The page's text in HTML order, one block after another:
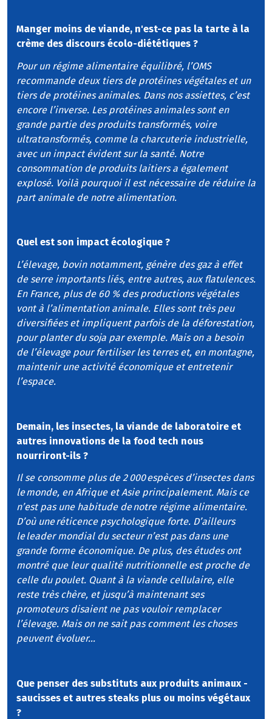
Manger moins de viande, n'est-ce pas la tarte à la
crème des discours écolo-diététiques ?
Pour un régime alimentaire équilibré, l’OMS
recommande deux tiers de protéines végétales et un
tiers de protéines animales. Dans nos assiettes, c’est
encore l’inverse. Les protéines animales sont en
grande partie des produits transformés, voire
ultratransformés, comme la charcuterie industrielle,
avec un impact évident sur la santé. Notre
consommation de produits laitiers a également
explosé. Voilà pourquoi il est nécessaire de réduire la
part animale de notre alimentation.
Quel est son impact écologique ?
L’élevage, bovin notamment, génère des gaz à effet
de serre importants liés, entre autres, aux flatulences.
En France, plus de 60 % des productions végétales
vont à l’alimentation animale. Elles sont très peu
diversifiées et impliquent parfois de la déforestation,
pour planter du soja par exemple. Mais on a besoin
de l’élevage pour fertiliser les terres et, en montagne,
maintenir une activité économique et entretenir
l’espace.
Demain, les insectes, la viande de laboratoire et
autres innovations de la food tech nous
nourriront-ils ?
Il se consomme plus de 2 000 espèces d’insectes dans
le monde, en Afrique et Asie principalement. Mais ce
n’est pas une habitude de notre régime alimentaire.
D’où une réticence psychologique forte. D’ailleurs
le leader mondial du secteur n’est pas dans une
grande forme économique. De plus, des études ont
montré que leur qualité nutritionnelle est proche de
celle du poulet. Quant à la viande cellulaire, elle
reste très chère, et jusqu’à maintenant ses
promoteurs disaient ne pas vouloir remplacer
l’élevage. Mais on ne sait pas comment les choses
peuvent évoluer…
Que penser des substituts aux produits animaux -
saucisses et autres steaks plus ou moins végétaux
?